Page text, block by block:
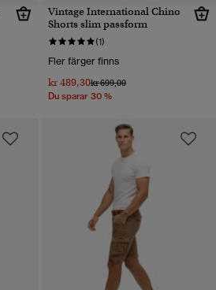
Vintage International Chino
Shorts slim passform
(1)
Fler färger finns
kr 489,30Pris reducerat från
kr 699,00till
Du sparar 30 %